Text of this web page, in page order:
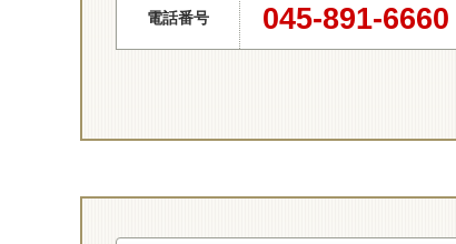
電話番号 045-891-6660